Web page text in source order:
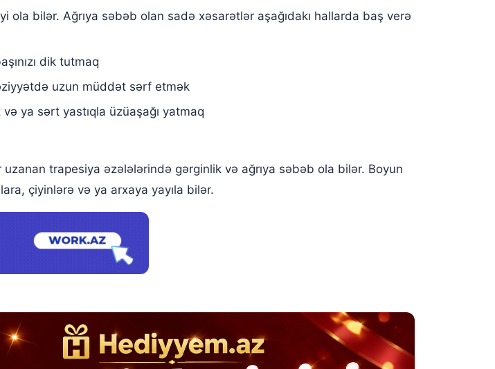
ola bilər. Ağrıya səbəb olan sadə xəsarətlər aşağıdakı hallarda baş verə
dik tutmaq
uzun müddət sərf etmək
ya sərt yastıqla üzüaşağı yatmaq
trapesiya əzələlərində gərginlik və ağrıya səbəb ola bilər. Boyun
çiyinlərə və ya arxaya yayıla bilər.